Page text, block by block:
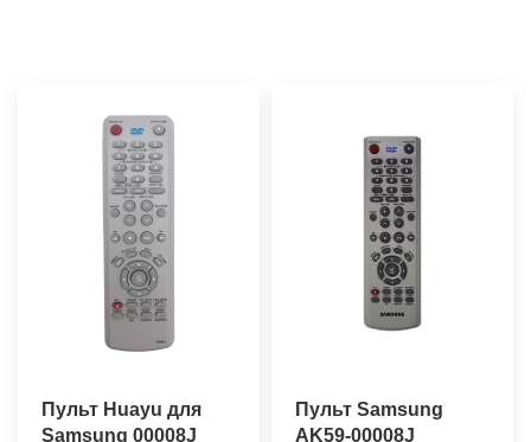
Пульт Huayu для
Samsung 00008J
Пульт Samsung
AK59-00008J